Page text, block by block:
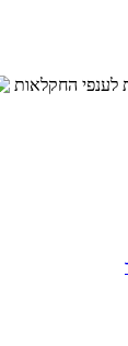
לענפי החקלאות